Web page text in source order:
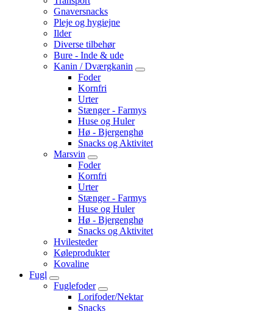
Gnaversnacks
Pleje og hygiejne
Ilder
Diverse tilbehør
Bure - Inde & ude
Kanin / Dværgkanin
Foder
Kornfri
Urter
Stænger - Farmys
Huse og Huler
Hø - Bjergenghø
Snacks og Aktivitet
Marsvin
Foder
Kornfri
Urter
Stænger - Farmys
Huse og Huler
Hø - Bjergenghø
Snacks og Aktivitet
Hvilesteder
Køleprodukter
Kovaline
Fugl
Fuglefoder
Lorifoder/Nektar
Snacks